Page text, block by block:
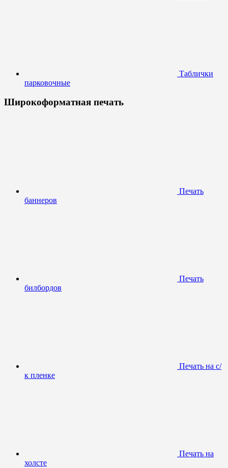
Таблички
парковочные
Широкоформатная печать
Печать
баннеров
Печать
билбордов
Печать на с/
к пленке
Печать на
холсте